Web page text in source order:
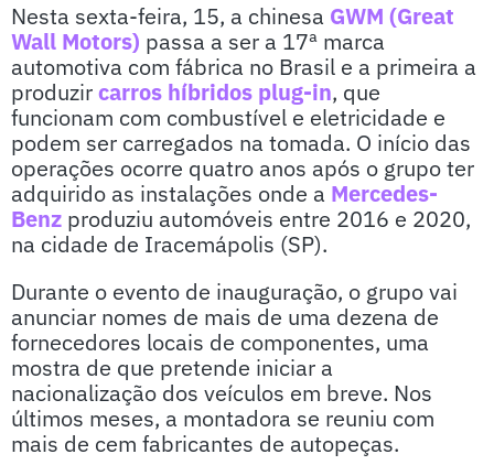
Nesta sexta-feira, 15, a chinesa GWM (Great
Wall Motors) passa a ser a 17ª marca
automotiva com fábrica no Brasil e a primeira a
produzircarros híbridos plug-in, que
funcionam com combustível e eletricidade e
podem ser carregados na tomada. O início das
operações ocorre quatro anos após o grupo ter
adquirido as instalações onde a Mercedes-
Benz produziu automóveis entre 2016 e 2020,
na cidade de Iracemápolis (SP).
Durante o evento de inauguração, o grupo vai
anunciar nomes de mais de uma dezena de
fornecedores locais de componentes, uma
mostra de que pretende iniciar a
nacionalização dos veículos em breve. Nos
últimos meses, a montadora se reuniu com
mais de cem fabricantes de autopeças.